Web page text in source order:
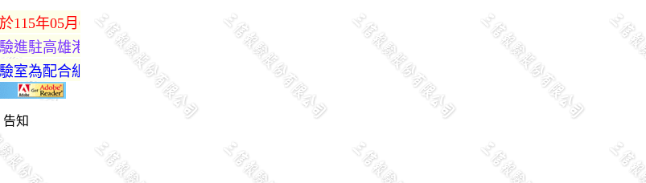
115年05月01日起，恢復「現場取樣結果Email推播」告知功能，收到Email請勿回覆 。 ～
進駐高雄港，我們將以多年經驗處理各項簽審要求，並提供專業諮詢與軟體管理來提昇通關效率。聯
室為配合組織優化政策，業務範圍已進行調整，若有實驗業務需求，歡迎洽詢。聯絡人：02-